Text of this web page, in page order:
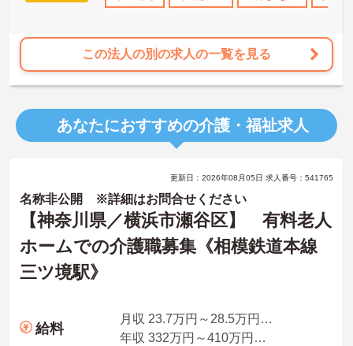
この法人の別の求人の一覧を見る
あなたにおすすめの介護・福祉求人
更新日：2026年08月05日 求人番号：541765
名称非公開 ※詳細はお問合せください
【神奈川県／横浜市瀬谷区】 有料老人
ホームでの介護職募集《相模鉄道本線
三ツ境駅》
給料
月収 23.7万円～28.5万円程度 諸手当込
年収 332万円～410万円程度（諸手当、夜勤手当5回分込み）